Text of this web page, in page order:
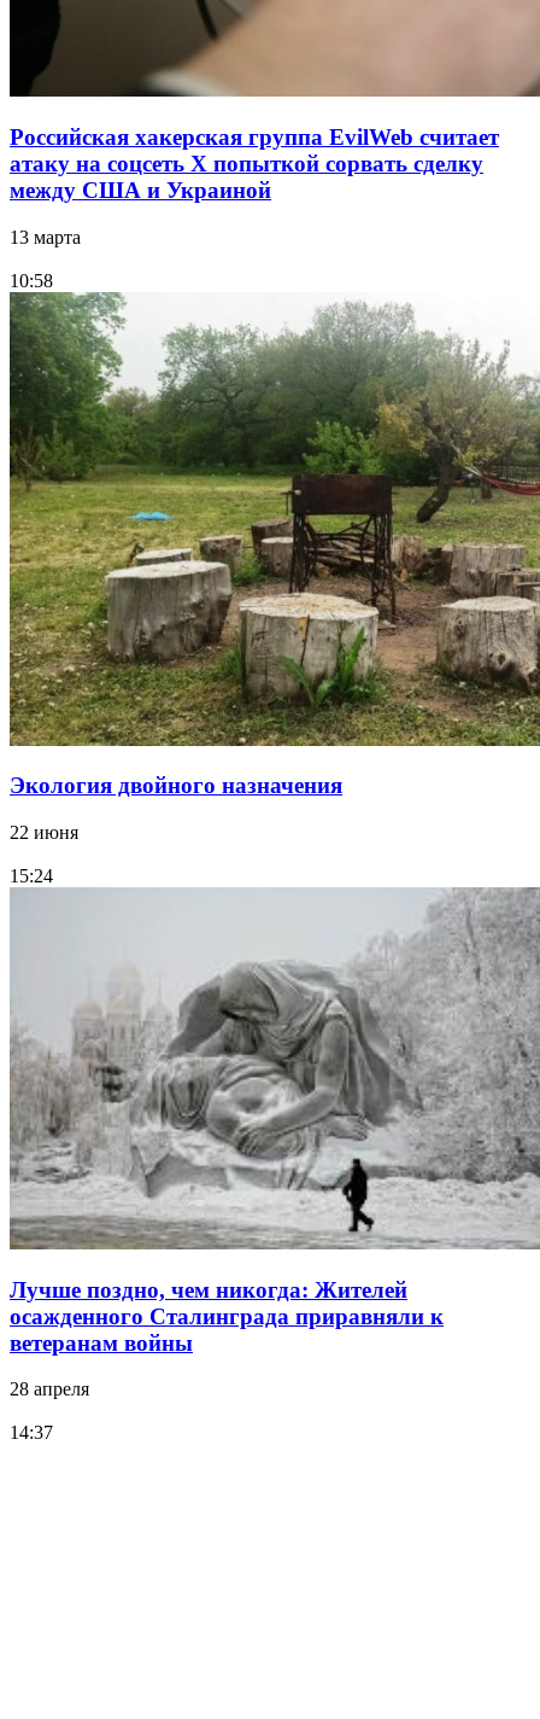
Российская хакерская группа EvilWeb считает
атаку на соцсеть Х попыткой сорвать сделку
между США и Украиной
13 марта
10:58
Экология двойного назначения
22 июня
15:24
Лучше поздно, чем никогда: Жителей
осажденного Сталинграда приравняли к
ветеранам войны
28 апреля
14:37